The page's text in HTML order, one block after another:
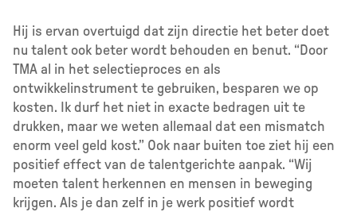
Hij is ervan overtuigd dat zijn directie het beter doet
nu talent ook beter wordt behouden en benut. “Door
TMA al in het selectieproces en als
ontwikkelinstrument te gebruiken, besparen we op
kosten. Ik durf het niet in exacte bedragen uit te
drukken, maar we weten allemaal dat een mismatch
enorm veel geld kost.” Ook naar buiten toe ziet hij een
positief effect van de talentgerichte aanpak. “Wij
moeten talent herkennen en mensen in beweging
krijgen. Als je dan zelf in je werk positief wordt